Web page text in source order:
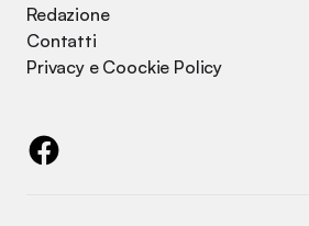
Redazione
Contatti
Privacy e Coockie Policy